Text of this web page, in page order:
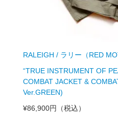
RALEIGH / ラリー（RED
“TRUE INSTRUMENT OF
COMBAT JACKET &
Ver.GREEN)
¥86,900円
（税込）